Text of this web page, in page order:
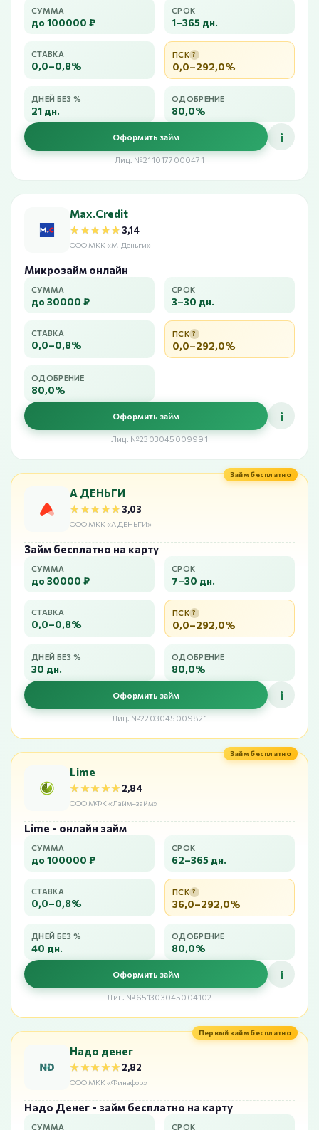
СУММА
до 100000 ₽
СРОК
1–365 дн.
СТАВКА
0,0–0,8%
ПСК ?
0,0–292,0%
ДНЕЙ БЕЗ %
21 дн.
ОДОБРЕНИЕ
80,0%
Оформить займ i
Лиц. №2110177000471
Max.Credit
★★★★★
★★★★★3,14
ООО МКК «М-Деньги»
Микрозайм онлайн
СУММА
до 30000 ₽
СРОК
3–30 дн.
СТАВКА
0,0–0,8%
ПСК ?
0,0–292,0%
ОДОБРЕНИЕ
80,0%
Оформить займ i
Лиц. №2303045009991
Займ бесплатно
А ДЕНЬГИ
★★★★★
★★★★★3,03
ООО МКК «А ДЕНЬГИ»
Займ бесплатно на карту
СУММА
до 30000 ₽
СРОК
7–30 дн.
СТАВКА
0,0–0,8%
ПСК ?
0,0–292,0%
ДНЕЙ БЕЗ %
30 дн.
ОДОБРЕНИЕ
80,0%
Оформить займ i
Лиц. №2203045009821
Займ бесплатно
Lime
★★★★★
★★★★★2,84
ООО МФК «Лайм–займ»
Lime - онлайн займ
СУММА
до 100000 ₽
СРОК
62–365 дн.
СТАВКА
0,0–0,8%
ПСК ?
36,0–292,0%
ДНЕЙ БЕЗ %
40 дн.
ОДОБРЕНИЕ
80,0%
Оформить займ i
Лиц. №651303045004102
Первый займ бесплатно
Надо денег
★★★★★
★★★★★2,82
ООО МКК «Финафор»
Надо Денег - займ бесплатно на карту
СУММА СРОК